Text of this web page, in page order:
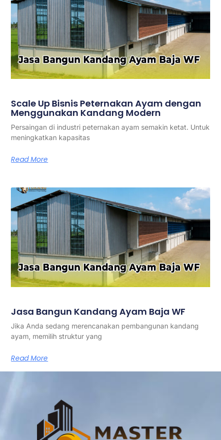
Scale Up Bisnis Peternakan Ayam dengan
Menggunakan Kandang Modern
Persaingan di industri peternakan ayam semakin ketat. Untuk
meningkatkan kapasitas
Read More
Jasa Bangun Kandang Ayam Baja WF
Jika Anda sedang merencanakan pembangunan kandang
ayam, memilih struktur yang
Read More